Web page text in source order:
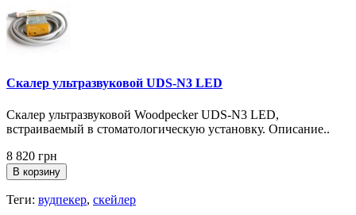
Скалер ультразвуковой UDS-N3 LED
Скалер ультразвуковой Woodpecker UDS-N3 LED,
встраиваемый в стоматологическую установку. Описание..
8 820 грн
В корзину
Теги: вудпекер, скейлер